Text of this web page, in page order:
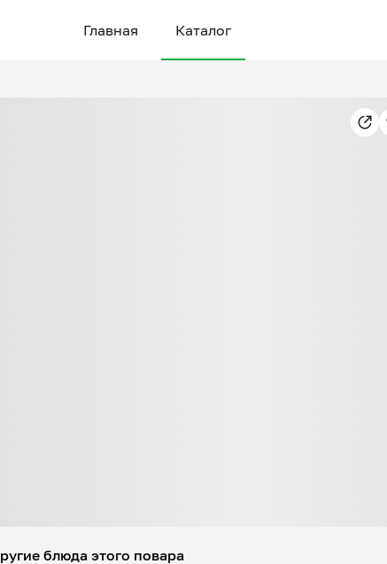
Главная Каталог
блюда этого повара